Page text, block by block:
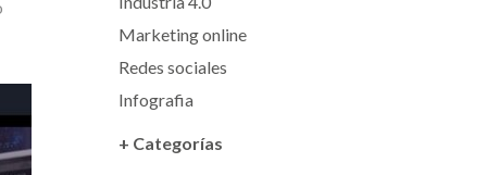
Marketing online
Redes sociales
Infografia
+ Categorías